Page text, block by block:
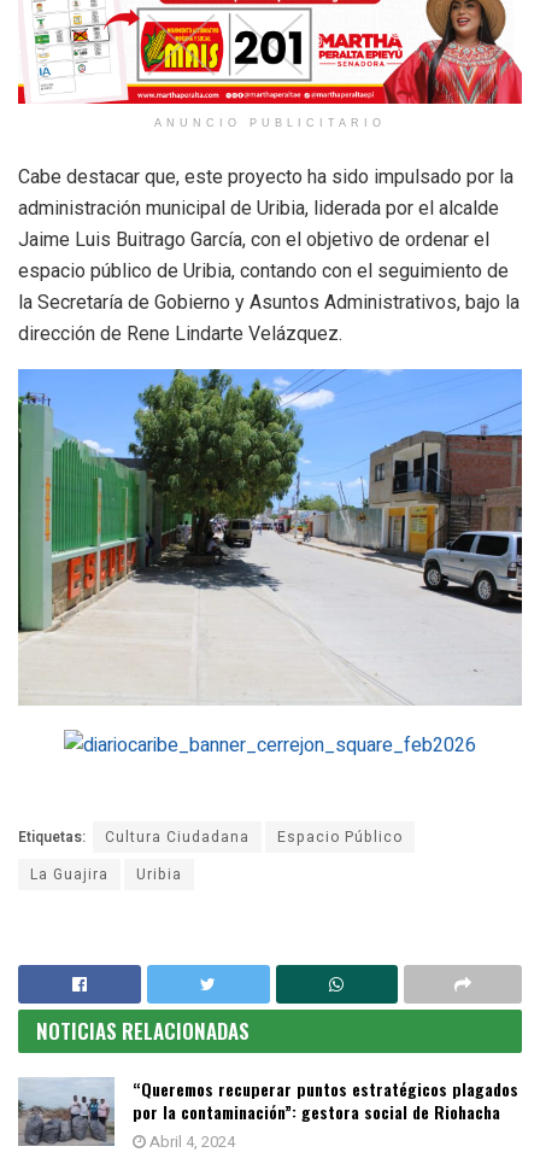
ANUNCIO PUBLICITARIO
Cabe destacar que, este proyecto ha sido impulsado por la
administración municipal de Uribia, liderada por el alcalde
Jaime Luis Buitrago García, con el objetivo de ordenar el
espacio público de Uribia, contando con el seguimiento de
la Secretaría de Gobierno y Asuntos Administrativos, bajo la
dirección de Rene Lindarte Velázquez.
Etiquetas: Cultura Ciudadana
Espacio Público
La Guajira
Uribia
NOTICIAS RELACIONADAS
“Queremos recuperar puntos estratégicos plagados
por la contaminación”: gestora social de Riohacha
Abril 4, 2024